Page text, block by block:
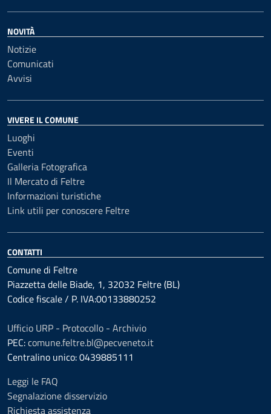
NOVITÀ
Notizie
Comunicati
Avvisi
VIVERE IL COMUNE
Luoghi
Eventi
Galleria Fotografica
Il Mercato di Feltre
Informazioni turistiche
Link utili per conoscere Feltre
CONTATTI
Comune di Feltre
Piazzetta delle Biade, 1, 32032 Feltre (BL)
Codice fiscale / P. IVA:00133880252
Ufficio URP - Protocollo - Archivio
PEC:comune.feltre.bl@pecveneto.it
Centralino unico: 0439885111
Leggi le FAQ
Segnalazione disservizio
Richiesta assistenza